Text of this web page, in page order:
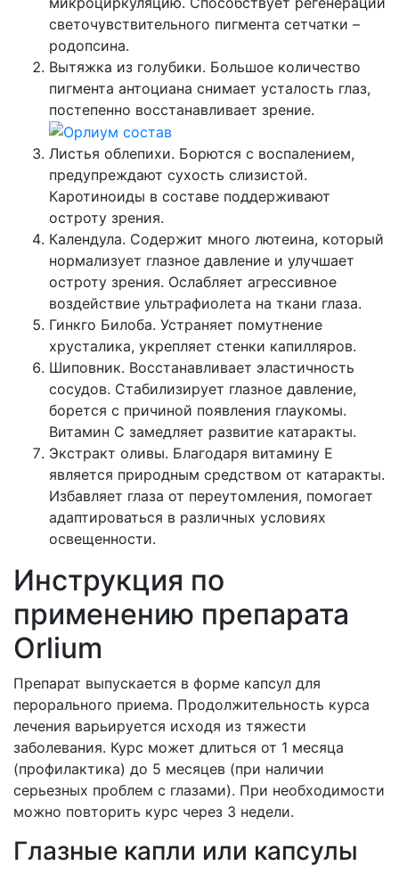
светочувствительного пигмента сетчатки –
родопсина.
Вытяжка из голубики. Большое количество
пигмента антоциана снимает усталость глаз,
постепенно восстанавливает зрение.
Листья облепихи. Борются с воспалением,
предупреждают сухость слизистой.
Каротиноиды в составе поддерживают
остроту зрения.
Календула. Содержит много лютеина, который
нормализует глазное давление и улучшает
остроту зрения. Ослабляет агрессивное
воздействие ультрафиолета на ткани глаза.
Гинкго Билоба. Устраняет помутнение
хрусталика, укрепляет стенки капилляров.
Шиповник. Восстанавливает эластичность
сосудов. Стабилизирует глазное давление,
борется с причиной появления глаукомы.
Витамин С замедляет развитие катаракты.
Экстракт оливы. Благодаря витамину Е
является природным средством от катаракты.
Избавляет глаза от переутомления, помогает
адаптироваться в различных условиях
освещенности.
Инструкция по
применению препарата
Orlium
Препарат выпускается в форме капсул для
перорального приема. Продолжительность курса
лечения варьируется исходя из тяжести
заболевания. Курс может длиться от 1 месяца
(профилактика) до 5 месяцев (при наличии
серьезных проблем с глазами). При необходимости
можно повторить курс через 3 недели.
Глазные капли или капсулы